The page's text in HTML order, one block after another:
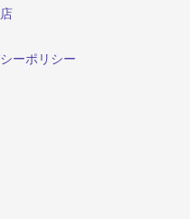
ーポリシー